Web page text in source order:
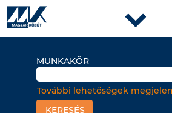
MUNKAKÖR
További lehetőségek